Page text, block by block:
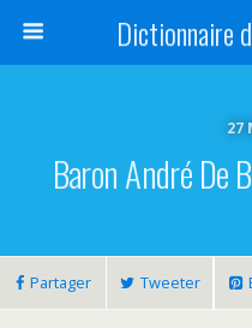
Dictionnaire
27
Baron André De
Partager Tweeter